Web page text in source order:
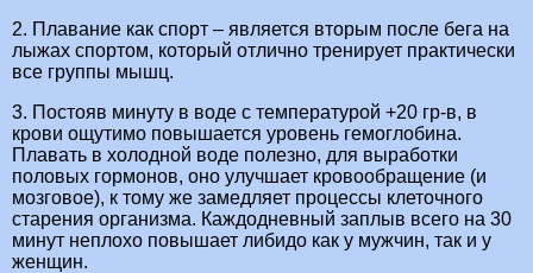
2. Плавание как спорт – является вторым после бега на
лыжах спортом, который отлично тренирует практически
все группы мышц.
3. Постояв минуту в воде с температурой +20 гр-в, в
крови ощутимо повышается уровень гемоглобина.
Плавать в холодной воде полезно, для выработки
половых гормонов, оно улучшает кровообращение (и
мозговое), к тому же замедляет процессы клеточного
старения организма. Каждодневный заплыв всего на 30
минут неплохо повышает либидо как у мужчин, так и у
женщин.